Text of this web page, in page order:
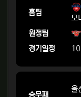
홈팀
모
원정팀
경기일정
승무패
울